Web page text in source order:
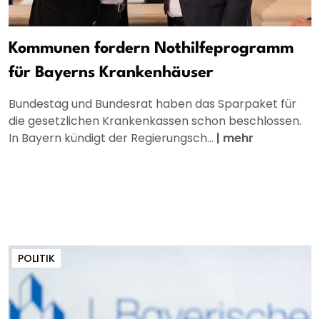
Kommunen fordern Nothilfeprogramm
für Bayerns Krankenhäuser
Bundestag und Bundesrat haben das Sparpaket für
die gesetzlichen Krankenkassen schon beschlossen.
In Bayern kündigt der Regierungsch... | mehr
POLITIK